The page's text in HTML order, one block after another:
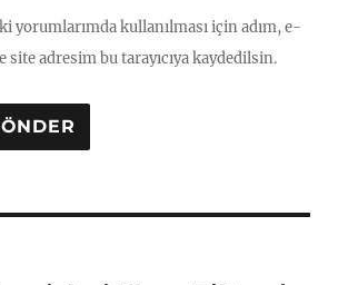
yorumlarımda kullanılması için adım, e-
site adresim bu tarayıcıya kaydedilsin.